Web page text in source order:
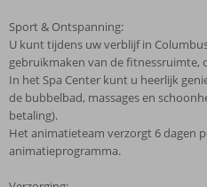
Sport & Ontspanning:
U kunt tijdens uw verblijf in
gebruikmaken van de fitnessruimte,
In het Spa Center kunt u heerlijk
de bubbelbad, massages en
betaling).
Het animatieteam verzorgt 6 dagen
animatieprogramma.